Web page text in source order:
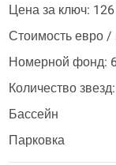
Цена за ключ:
Стоимость евро /
Номерной фонд:
Количество
Бассейн
Парковка